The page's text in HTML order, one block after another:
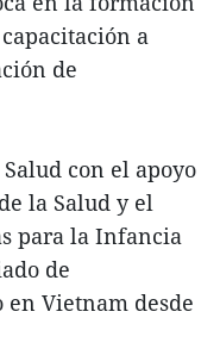
a
de
con el apoyo
la Salud y el
para la Infancia
de
Vietnam desde